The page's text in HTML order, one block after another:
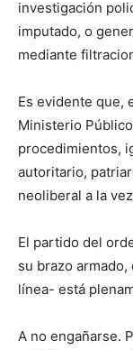
investigación
imputado, o
mediante
Es evidente que,
Ministerio
procedimientos,
autoritario,
neoliberal a la
El partido del
su brazo
línea- está
A no engañarse.